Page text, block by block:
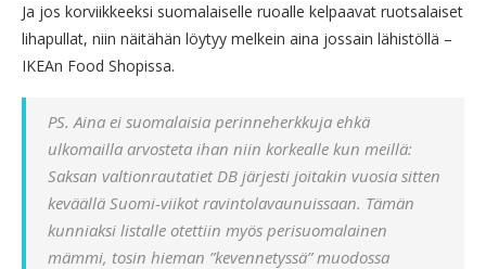
Ja jos korviikkeeksi suomalaiselle ruoalle kelpaavat ruotsalaiset
lihapullat, niin näitähän löytyy melkein aina jossain lähistöllä –
IKEAn Food Shopissa.
PS. Aina ei suomalaisia perinneherkkuja ehkä
ulkomailla arvosteta ihan niin korkealle kun meillä:
Saksan valtionrautatiet DB järjesti joitakin vuosia sitten
keväällä Suomi-viikot ravintolavaunuissaan. Tämän
kunniaksi listalle otettiin myös perisuomalainen
mämmi, tosin hieman ”kevennetyssä” muodossa